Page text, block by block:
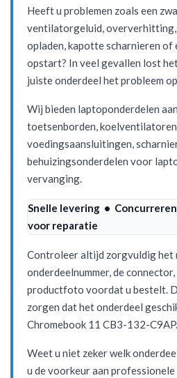
Heeft u problemen zoals een
ventilatorgeluid, oververhitting,
opladen, kapotte scharnieren of
opstart? In veel gevallen lost
juiste onderdeel het probleem
Wij bieden laptoponderdelen
toetsenborden,
voedingsaansluitingen,
behuizingsonderdelen voor
vervanging.
Snelle levering •
voor reparatie
Controleer altijd zorgvuldig het
onderdeelnummer, de
productfoto voordat u bestelt.
zorgen dat het onderdeel
Chromebook 11 CB3-132-C9AP.
Weet u niet zeker welk
u de voorkeur aan